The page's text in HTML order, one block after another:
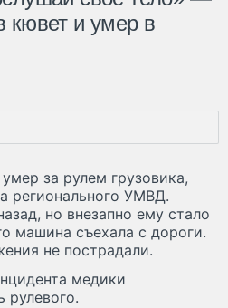
кювет и умер в
за рулем грузовика,
регионального УМВД.
но внезапно ему стало
машина съехала с дороги.
не пострадали.
медики
рулевого.